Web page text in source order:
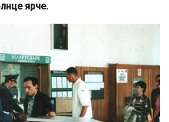
ярче.